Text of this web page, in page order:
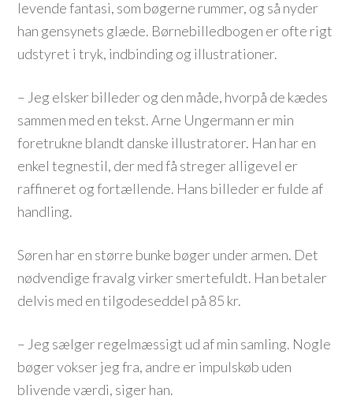
levende fantasi, som bøgerne rummer, og så nyder
han gensynets glæde. Børnebilledbogen er ofte rigt
udstyret i tryk, indbinding og illustrationer.
– Jeg elsker billeder og den måde, hvorpå de kædes
sammen med en tekst. Arne Ungermann er min
foretrukne blandt danske illustratorer. Han har en
enkel tegnestil, der med få streger alligevel er
raffineret og fortællende. Hans billeder er fulde af
handling.
Søren har en større bunke bøger under armen. Det
nødvendige fravalg virker smertefuldt. Han betaler
delvis med en tilgodeseddel på 85 kr.
– Jeg sælger regelmæssigt ud af min samling. Nogle
bøger vokser jeg fra, andre er impulskøb uden
blivende værdi, siger han.